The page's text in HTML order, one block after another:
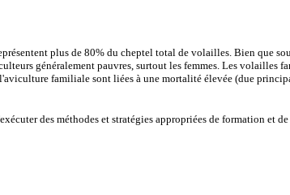
plus de 80% du cheptel total de volailles. Bien que
généralement pauvres, surtout les femmes. Les volailles
familiale sont liées à une mortalité élevée (due
des méthodes et stratégies appropriées de formation et